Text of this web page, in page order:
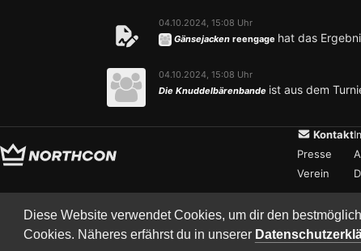
Diese Website verwendet Cookies, um dir den
Cookies. Näheres erfährst du in unserer
04.10.2024, 15:08 Uhr
Gänsejacken reengage hat das
04.10.2024, 15:08 Uhr
Die Knuddelbärenbande ist aus dem
Kontakt
Presse
Verein
Copyright © 2017–2026 Team